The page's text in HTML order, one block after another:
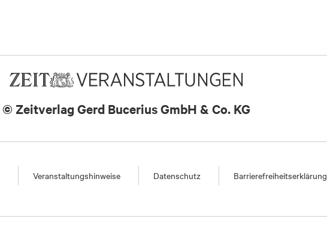
© Zeitverlag Gerd Bucerius GmbH & Co. KG
Veranstaltungshinweise Datenschutz Barrierefreiheitserklärung